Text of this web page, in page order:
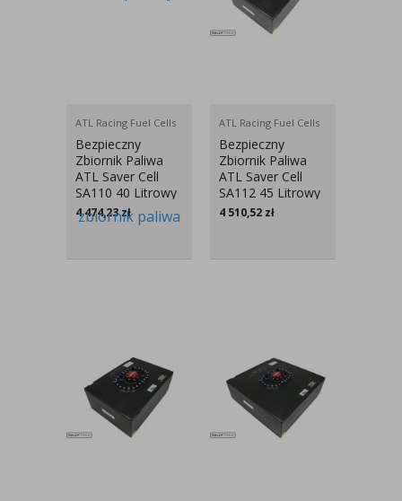
ATL Racing Fuel Cells
Bezpieczny
Zbiornik Paliwa
ATL Saver Cell
SA110 40 Litrowy
4 474,23zł
ATL Racing Fuel Cells
Bezpieczny
Zbiornik Paliwa
ATL Saver Cell
SA112 45 Litrowy
4 510,52 zł